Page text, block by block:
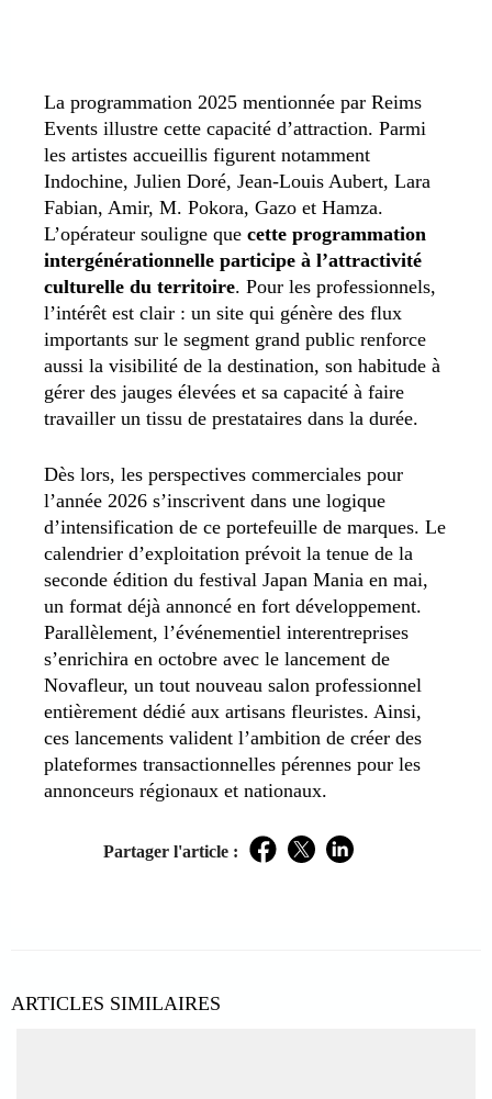
La programmation 2025 mentionnée par Reims
Events illustre cette capacité d’attraction. Parmi
les artistes accueillis figurent notamment
Indochine, Julien Doré, Jean-Louis Aubert, Lara
Fabian, Amir, M. Pokora, Gazo et Hamza.
L’opérateur souligne que cette programmation
intergénérationnelle participe à l’attractivité
culturelle du territoire. Pour les professionnels,
l’intérêt est clair : un site qui génère des flux
importants sur le segment grand public renforce
aussi la visibilité de la destination, son habitude à
gérer des jauges élevées et sa capacité à faire
travailler un tissu de prestataires dans la durée.
Dès lors, les perspectives commerciales pour
l’année 2026 s’inscrivent dans une logique
d’intensification de ce portefeuille de marques. Le
calendrier d’exploitation prévoit la tenue de la
seconde édition du festival Japan Mania en mai,
un format déjà annoncé en fort développement.
Parallèlement, l’événementiel interentreprises
s’enrichira en octobre avec le lancement de
Novafleur, un tout nouveau salon professionnel
entièrement dédié aux artisans fleuristes. Ainsi,
ces lancements valident l’ambition de créer des
plateformes transactionnelles pérennes pour les
annonceurs régionaux et nationaux.
Partager l'article : Facebook
TwitterLinkedIn
ARTICLES SIMILAIRES